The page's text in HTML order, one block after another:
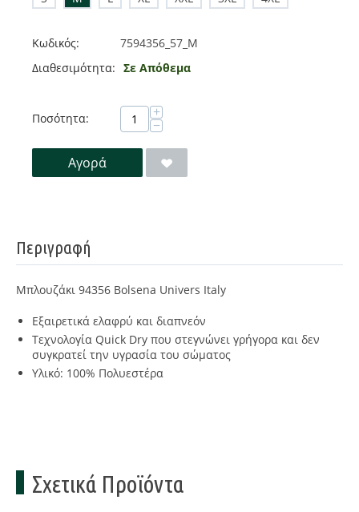
Κωδικός:
7594356_57_M
Διαθεσιμότητα: Σε Απόθεμα
Ποσότητα: +
−
Αγορά
Περιγραφή
Μπλουζάκι 94356 Bolsena Univers Italy
Εξαιρετικά ελαφρύ και διαπνεόν
Τεχνολογία Quick Dry που στεγνώνει γρήγορα και δεν
συγκρατεί την υγρασία του σώματος
Υλικό: 100% Πολυεστέρα
Σχετικά Προϊόντα